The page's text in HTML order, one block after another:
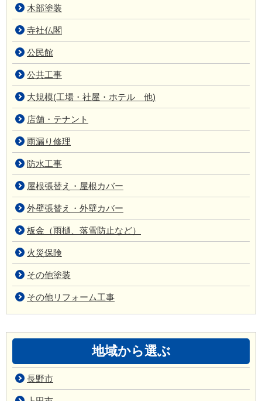
木部塗装
寺社仏閣
公民館
公共工事
大規模(工場・社屋・ホテル 他)
店舗・テナント
雨漏り修理
防水工事
屋根張替え・屋根カバー
外壁張替え・外壁カバー
板金（雨樋、落雪防止など）
火災保険
その他塗装
その他リフォーム工事
地域から選ぶ
長野市